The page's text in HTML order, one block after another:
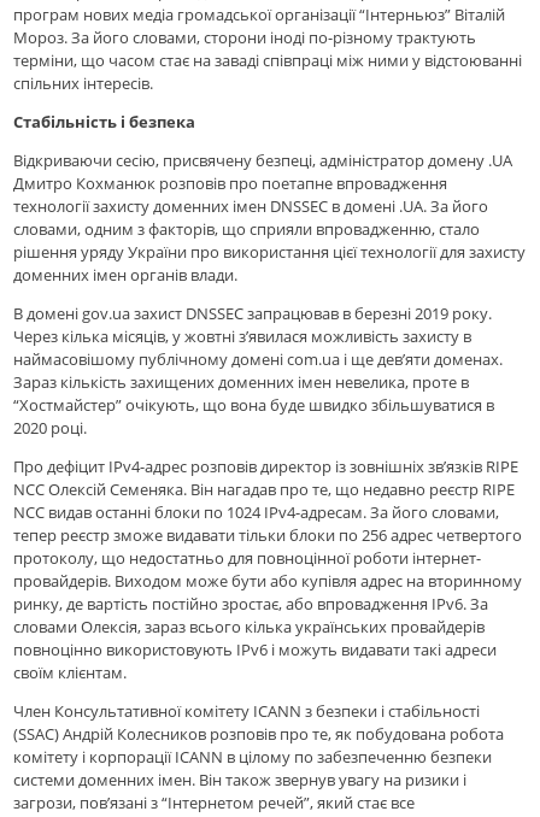
програм нових медіа громадської організації “Інтерньюз” Віталій
Мороз. За його словами, сторони іноді по-різному трактують
терміни, що часом стає на заваді співпраці між ними у відстоюванні
спільних інтересів.
Стабільність і безпека
Відкриваючи сесію, присвячену безпеці, адміністратор домену .UA
Дмитро Кохманюк розповів про поетапне впровадження
технології захисту доменних імен DNSSEC в домені .UA. За його
словами, одним з факторів, що сприяли впровадженню, стало
рішення уряду України про використання цієї технології для захисту
доменних імен органів влади.
В домені gov.ua захист DNSSEC запрацював в березні 2019 року.
Через кілька місяців, у жовтні з’явилася можливість захисту в
наймасовішому публічному домені com.ua і ще дев’яти доменах.
Зараз кількість захищених доменних імен невелика, проте в
“Хостмайстер” очікують, що вона буде швидко збільшуватися в
2020 році.
Про дефіцит IPv4-адрес розповів директор із зовнішніх зв’язків RIPE
NCC Олексій Семеняка. Він нагадав про те, що недавно реєстр RIPE
NCC видав останні блоки по 1024 IPv4-адресам. За його словами,
тепер реєстр зможе видавати тільки блоки по 256 адрес четвертого
протоколу, що недостатньо для повноцінної роботи інтернет-
провайдерів. Виходом може бути або купівля адрес на вторинному
ринку, де вартість постійно зростає, або впровадження IPv6. За
словами Олексія, зараз всього кілька українських провайдерів
повноцінно використовують IPv6 і можуть видавати такі адреси
своїм клієнтам.
Член Консультативної комітету ICANN з безпеки і стабільності
(SSAC) Андрій Колесников розповів про те, як побудована робота
комітету і корпорації ICANN в цілому по забезпеченню безпеки
системи доменних імен. Він також звернув увагу на ризики і
загрози, пов’язані з “Інтернетом речей”, який стає все